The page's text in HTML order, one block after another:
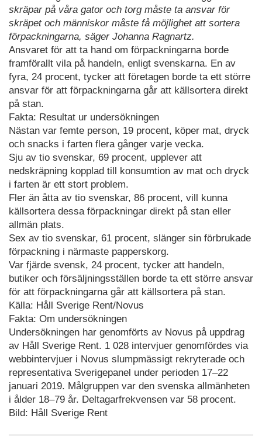
skräpar på våra gator och torg måste ta ansvar för
skräpet och människor måste få möjlighet att sortera
förpackningarna, säger Johanna Ragnartz.
Ansvaret för att ta hand om förpackningarna borde
framförallt vila på handeln, enligt svenskarna. En av
fyra, 24 procent, tycker att företagen borde ta ett större
ansvar för att förpackningarna går att källsortera direkt
på stan.
Fakta: Resultat ur undersökningen
Nästan var femte person, 19 procent, köper mat, dryck
och snacks i farten flera gånger varje vecka.
Sju av tio svenskar, 69 procent, upplever att
nedskräpning kopplad till konsumtion av mat och dryck
i farten är ett stort problem.
Fler än åtta av tio svenskar, 86 procent, vill kunna
källsortera dessa förpackningar direkt på stan eller
allmän plats.
Sex av tio svenskar, 61 procent, slänger sin förbrukade
förpackning i närmaste papperskorg.
Var fjärde svensk, 24 procent, tycker att handeln,
butiker och försäljningsställen borde ta ett större ansvar
för att förpackningarna går att källsortera på stan.
Källa: Håll Sverige Rent/Novus
Fakta: Om undersökningen
Undersökningen har genomförts av Novus på uppdrag
av Håll Sverige Rent. 1 028 intervjuer genomfördes via
webbintervjuer i Novus slumpmässigt rekryterade och
representativa Sverigepanel under perioden 17–22
januari 2019. Målgruppen var den svenska allmänheten
i ålder 18–79 år. Deltagarfrekvensen var 58 procent.
Bild: Håll Sverige Rent